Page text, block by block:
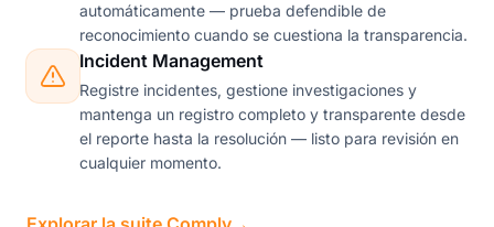
automáticamente — prueba defendible de
reconocimiento cuando se cuestiona la transparencia.
Incident Management
Registre incidentes, gestione investigaciones y
mantenga un registro completo y transparente desde
el reporte hasta la resolución — listo para revisión en
cualquier momento.